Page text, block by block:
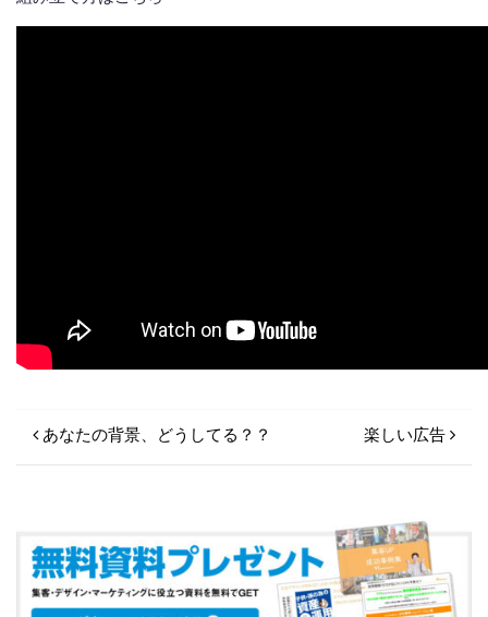
投稿ナビゲーション
あなたの背景、どうしてる？？ 楽しい広告